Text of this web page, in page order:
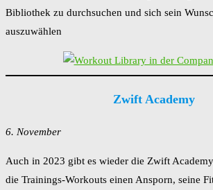
Bibliothek zu durchsuchen und sich sein
auszuwählen
Zwift Academy
6. November
Auch in 2023 gibt es wieder die Zwift
die Trainings-Workouts einen Ansporn, seine